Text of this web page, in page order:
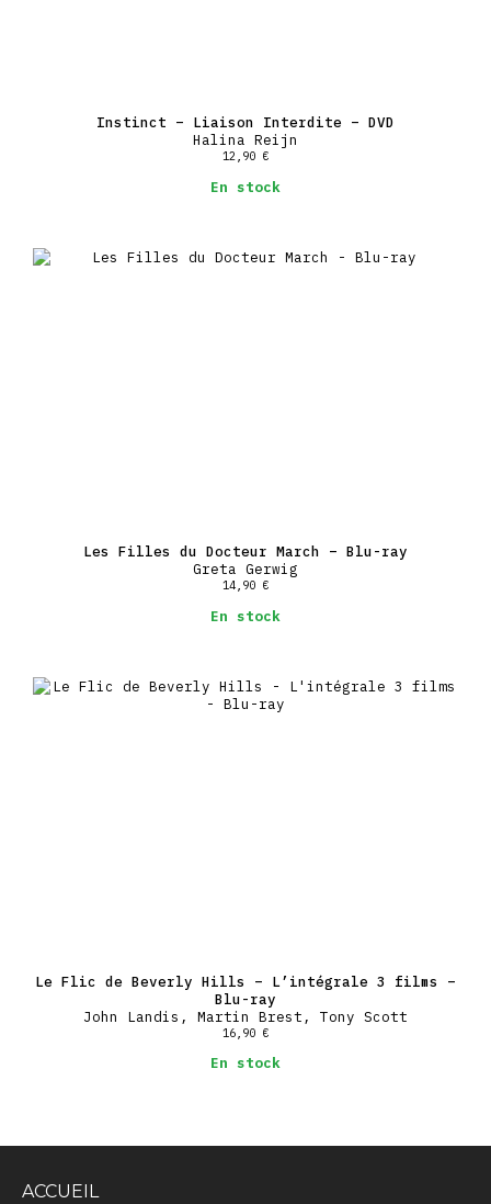
Instinct – Liaison Interdite – DVD
Halina Reijn
12,90 €
En stock
Les Filles du Docteur March – Blu-ray
Greta Gerwig
14,90 €
En stock
Le Flic de Beverly Hills – L’intégrale 3 films –
Blu-ray
John Landis, Martin Brest, Tony Scott
16,90 €
En stock
ACCUEIL